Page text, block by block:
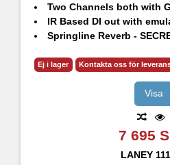
Two Channels both with
IR Based DI out with
Springline Reverb -
CH2 with selectable Bright,
2x12" HH Designed High
Ej i lager Kontakta oss för
Visa
7 695
LANEY